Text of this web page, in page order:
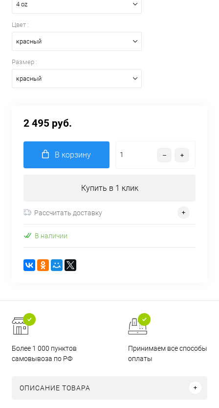
4 oz
Цвет :
красный
Размер :
красный
2 495 руб.
В корзину
Купить в 1 клик
Рассчитать доставку
В наличии
Более 1 000 пунктов
самовывоза по РФ
Принимаем все способы
оплаты
ОПИСАНИЕ ТОВАРА